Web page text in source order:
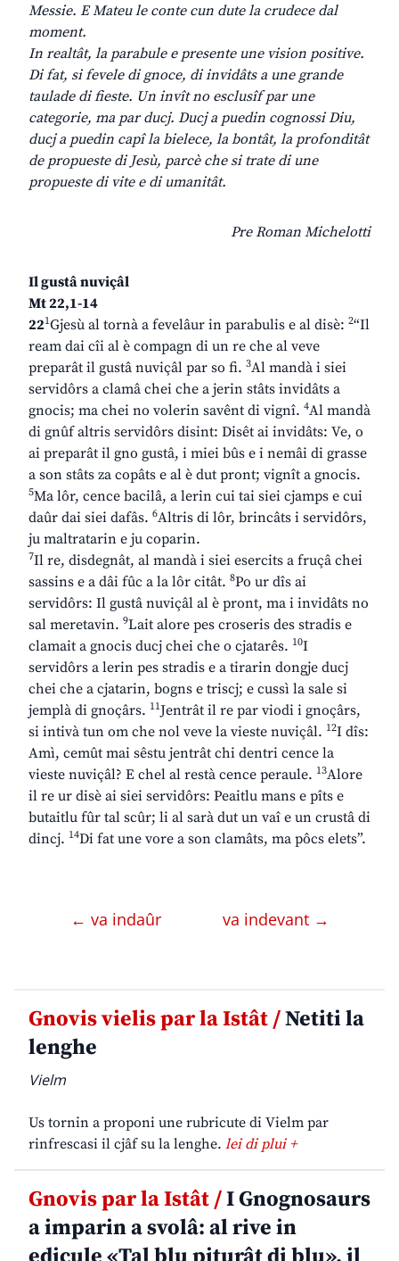
Messie. E Mateu le conte cun dute la crudece dal
moment.
In realtât, la parabule e presente une vision positive.
Di fat, si fevele di gnoce, di invidâts a une grande
taulade di fieste. Un invît no esclusîf par une
categorie, ma par ducj. Ducj a puedin cognossi Diu,
ducj a puedin capî la bielece, la bontât, la profonditât
de propueste di Jesù, parcè che si trate di une
propueste di vite e di umanitât.
Pre Roman Michelotti
Il gustâ nuviçâl
Mt 22,1-14
221Gjesù al tornà a fevelâur in parabulis e al disè: 2“Il
ream dai cîi al è compagn di un re che al veve
preparât il gustâ nuviçâl par so fi. 3Al mandà i siei
servidôrs a clamâ chei che a jerin stâts invidâts a
gnocis; ma chei no volerin savênt di vignî. 4Al mandà
di gnûf altris servidôrs disint: Disêt ai invidâts: Ve, o
ai preparât il gno gustâ, i miei bûs e i nemâi di grasse
a son stâts za copâts e al è dut pront; vignît a gnocis.
5Ma lôr, cence bacilâ, a lerin cui tai siei cjamps e cui
daûr dai siei dafâs. 6Altris di lôr, brincâts i servidôrs,
ju maltratarin e ju coparin.
7Il re, disdegnât, al mandà i siei esercits a fruçâ chei
sassins e a dâi fûc a la lôr citât. 8Po ur dîs ai
servidôrs: Il gustâ nuviçâl al è pront, ma i invidâts no
sal meretavin. 9Lait alore pes croseris des stradis e
clamait a gnocis ducj chei che o cjatarês. 10I
servidôrs a lerin pes stradis e a tirarin dongje ducj
chei che a cjatarin, bogns e triscj; e cussì la sale si
jemplà di gnoçârs. 11Jentrât il re par viodi i gnoçârs,
si intivà tun om che nol veve la vieste nuviçâl. 12I dîs:
Amì, cemût mai sêstu jentrât chi dentri cence la
vieste nuviçâl? E chel al restà cence peraule. 13Alore
il re ur disè ai siei servidôrs: Peaitlu mans e pîts e
butaitlu fûr tal scûr; li al sarà dut un vaî e un crustâ di
dincj. 14Di fat une vore a son clamâts, ma pôcs elets”.
← va indaûr va indevant →
Gnovis vielis par la Istât /Netiti la
lenghe
Vielm
Us tornin a proponi une rubricute di Vielm par
rinfrescasi il cjâf su la lenghe. lei di plui +
Gnovis par la Istât /I Gnognosaurs
a imparin a svolâ: al rive in